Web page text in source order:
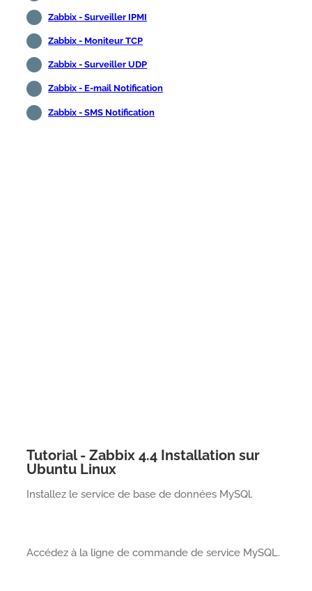
Zabbix - Surveiller IPMI
Zabbix - Moniteur TCP
Zabbix - Surveiller UDP
Zabbix - E-mail Notification
Zabbix - SMS Notification
Tutorial - Zabbix 4.4 Installation sur
Ubuntu Linux
Installez le service de base de données MySQl.
Accédez à la ligne de commande de service MySQL.